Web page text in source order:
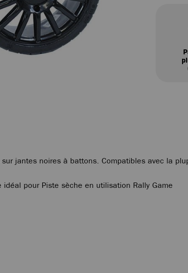
sur jantes noires à battons. Compatibles avec la
pour Piste sèche en utilisation Rally Game